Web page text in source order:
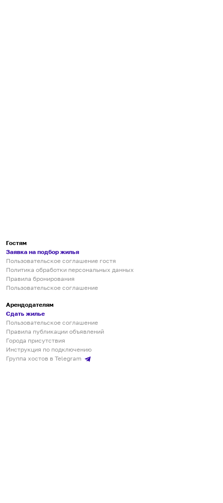
Гостям
Заявка на подбор жилья
Пользовательское соглашение гостя
Политика обработки персональных данных
Правила бронирования
Пользовательское соглашение
Арендодателям
Сдать жилье
Пользовательское соглашение
Правила публикации объявлений
Города присутствия
Инструкция по подключению
Группа хостов в Telegram